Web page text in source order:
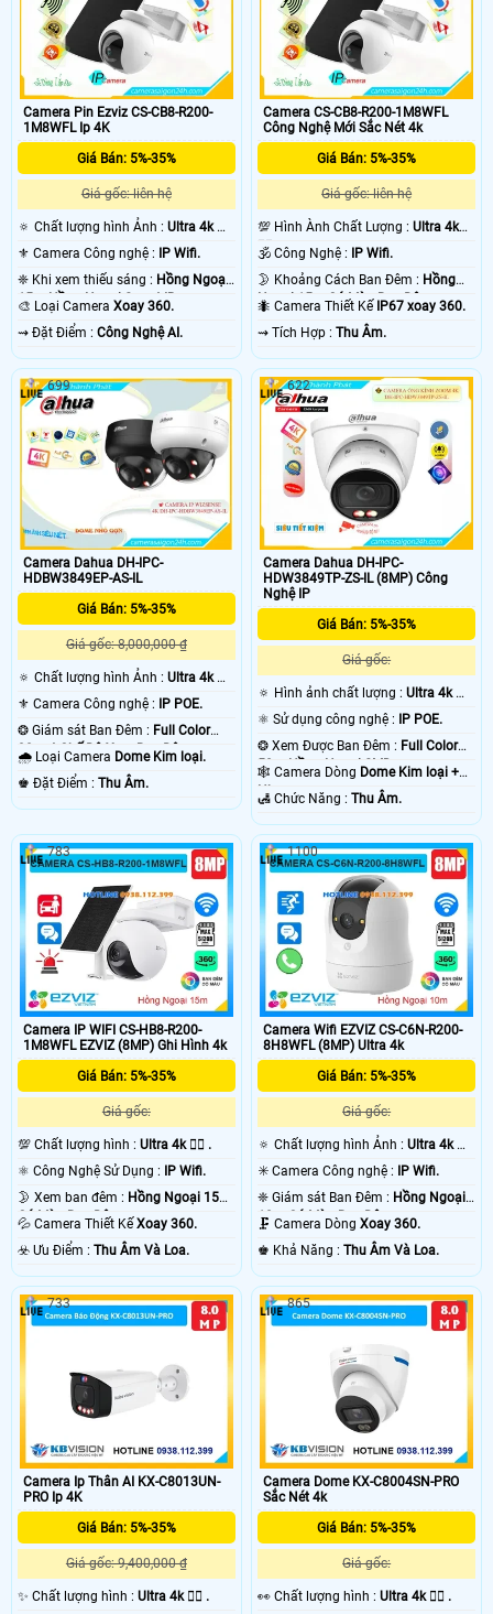
Camera Pin Ezviz CS-CB8-R200-
1M8WFL Ip 4K
Giá Bán: 5%-35%
Giá gốc: liên hệ
🔅 Chất lượng hình Ảnh : Ultra 4k 👍🏾
⚜️ Camera Công nghệ :
IP Wifi.
❈ Khi xem thiếu sáng : Hồng Ngoại
15m Hồng Ngoại Smart IR.
🎨 Loại Camera Xoay 360.
️⇝ Đặt Điểm : Công Nghệ AI.
Camera CS-CB8-R200-1M8WFL
Công Nghệ Mới Sắc Nét 4k
Giá Bán: 5%-35%
Giá gốc: liên hệ
💯 Hình Ành Chất Lượng :Ultra 4k
👍🏾 .
🕉️ Công Nghệ :
IP Wifi.
🌛 Khoảng Cách Ban Đêm : Hồng
Ngoại 15m Có Màu Ban Ðêm.
🐜 Camera Thiết Kế IP67 xoay 360.
️⇝ Tích Hợp :Thu Âm.
Camera Dahua DH-IPC-
HDBW3849EP-AS-IL
Giá Bán: 5%-35%
Giá gốc: 8,000,000 ₫
🔅 Chất lượng hình Ảnh : Ultra 4k 👍🏾
⚜️ Camera Công nghệ : IP POE.
❂ Giám sát Ban Đêm : Full Color
30m 4 Chế Độ Xem Ban Đêm.
🌧️ Loại Camera Dome Kim loại.
️♚ Đặt Điểm : Thu Âm.
699
Camera Dahua DH-IPC-
HDW3849TP-ZS-IL (8MP) Công
Nghệ IP
Giá Bán: 5%-35%
Giá gốc:
🔅 Hình ảnh chất lượng :Ultra 4k 👍🏾
⚛️ Sử dụng công nghệ : IP POE.
❂ Xem Được Ban Đêm : Full Color
50m Hồng Ngoại SMD.
🕸️ Camera Dòng Dome Kim loại +
Nhựa.
️🛃 Chức Năng :Thu Âm.
622
Camera IP WIFI CS-HB8-R200-
1M8WFL EZVIZ (8MP) Ghi Hình 4k
Giá Bán: 5%-35%
Giá gốc:
💯 Chất lượng hình : Ultra 4k 👍🏾 .
⚛️ Công Nghệ Sử Dụng :
IP Wifi.
🌛 Xem ban đêm : Hồng Ngoại 15m
Có Màu Ban Ðêm.
💦 Camera Thiết Kế Xoay 360.
️☣️ Ưu Điểm : Thu Âm Và Loa.
783
Camera Wifi EZVIZ CS-C6N-R200-
8H8WFL (8MP) Ultra 4k
Giá Bán: 5%-35%
Giá gốc:
🔅 Chất lượng hình Ảnh :Ultra 4k 👍🏾
.
✳️ Camera Công nghệ :
IP Wifi.
❈ Giám sát Ban Đêm : Hồng Ngoại
10m Có Màu Ban Ðêm.
🗜️ Camera DòngXoay 360.
️♚ Khả Năng :Thu Âm Và Loa.
1100
Camera Ip Thân AI KX-C8013UN-
PRO Ip 4K
Giá Bán: 5%-35%
Giá gốc: 9,400,000 ₫
✨ Chất lượng hình : Ultra 4k 👍🏾 .
733
Camera Dome KX-C8004SN-PRO
Sắc Nét 4k
Giá Bán: 5%-35%
Giá gốc:
️👀 Chất lượng hình :Ultra 4k 👍🏾 .
865